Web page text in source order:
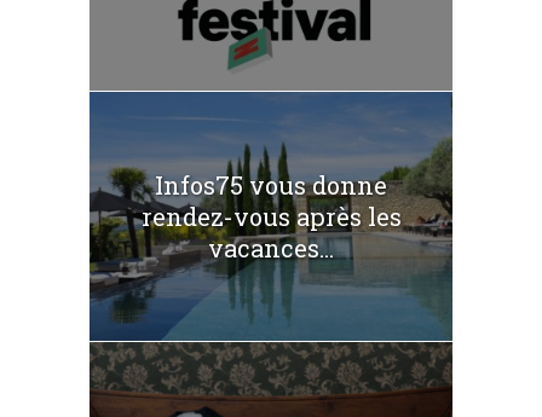
Infos75 vous donne
rendez-vous après les
vacances...